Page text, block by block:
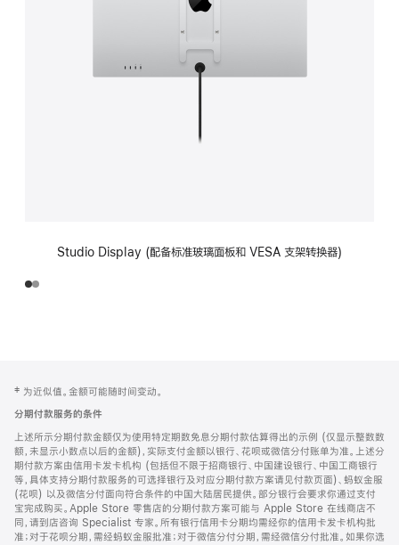
Studio Display (配备标准玻璃面板和 VESA 支架转换器)
页
页
脚
注
‡ 为近似值。金额可能随时间变动。
分期付款服务的条件
上述所示分期付款金额仅为使用特定期数免息分期付款估算得出的示例 (仅显示整数数
额，未显示小数点以后的金额)，实际支付金额以银行、花呗或微信分付账单为准。上述分
期付款方案由信用卡发卡机构 (包括但不限于招商银行、中国建设银行、中国工商银行
等，具体支持分期付款服务的可选择银行及对应分期付款方案请见付款页面)、蚂蚁金服
(花呗) 以及微信分付面向符合条件的中国大陆居民提供。部分银行会要求你通过支付
宝完成购买。Apple Store 零售店的分期付款方案可能与 Apple Store 在线商店不
同，请到店咨询 Specialist 专家。所有银行信用卡分期均需经你的信用卡发卡机构批
准；对于花呗分期，需经蚂蚁金服批准；对于微信分付分期，需经微信分付批准。如果你选